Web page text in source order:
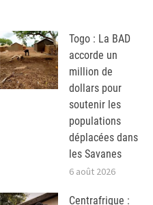
Togo : La BAD
accorde un
million de
dollars pour
soutenir les
populations
déplacées dans
les Savanes
6 août 2026
Centrafrique :